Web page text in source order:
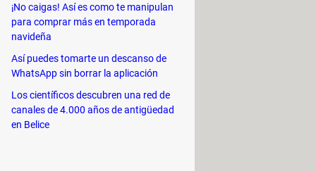
¡Así de fácil!
¡No caigas! Así es como te manipulan
para comprar más en temporada
navideña
Así puedes tomarte un descanso de
WhatsApp sin borrar la aplicación
Los científicos descubren una red de
canales de 4.000 años de antigüedad
en Belice